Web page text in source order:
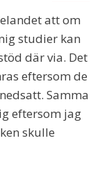
att om
studier kan
där via. Det
eftersom de
Samma
eftersom jag
skulle